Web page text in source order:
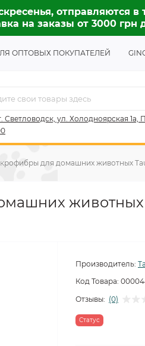
отправляются
на заказы от 3000 грн
ОПТОВЫХ ПОКУПАТЕЛЕЙ
Светловодск, ул. Холодноярская 1а,
для домашних животных
животных
Производитель:
Код Товара:
Отзывы: (0)
Статус